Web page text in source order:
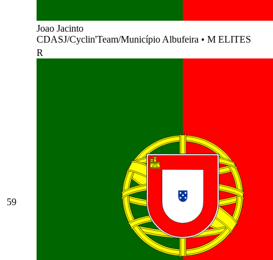
Joao Jacinto
CDASJ/Cyclin'Team/Município Albufeira • M ELITES
59
R